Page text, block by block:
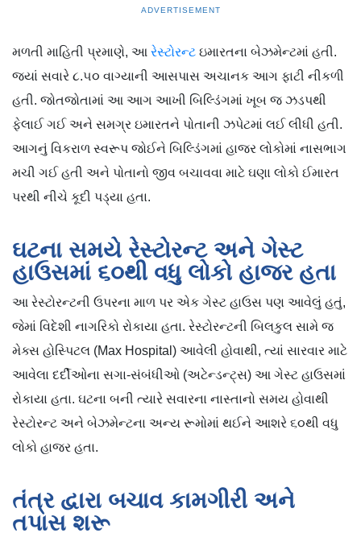
ADVERTISEMENT
મળતી માહિતી પ્રમાણે, આ રેસ્ટોરન્ટ ઇમારતના બેઝમેન્ટમાં હતી.
જ્યાં સવારે ૮.૫૦ વાગ્યાની આસપાસ અચાનક આગ ફાટી નીકળી
હતી. જોતજોતામાં આ આગ આખી બિલ્ડિંગમાં ખૂબ જ ઝડપથી
ફેલાઈ ગઈ અને સમગ્ર ઇમારતને પોતાની ઝપેટમાં લઈ લીધી હતી.
આગનું વિકરાળ સ્વરૂપ જોઈને બિલ્ડિંગમાં હાજર લોકોમાં નાસભાગ
મચી ગઈ હતી અને પોતાનો જીવ બચાવવા માટે ઘણા લોકો ઈમારત
પરથી નીચે કૂદી પડ્યા હતા.
ઘટના સમયે રેસ્ટોરન્ટ અને ગેસ્ટ
હાઉસમાં ૬૦થી વધુ લોકો હાજર હતા
આ રેસ્ટોરન્ટની ઉપરના માળ પર એક ગેસ્ટ હાઉસ પણ આવેલું હતું,
જેમાં વિદેશી નાગરિકો રોકાયા હતા. રેસ્ટોરન્ટની બિલકુલ સામે જ
મેક્સ હોસ્પિટલ (Max Hospital) આવેલી હોવાથી, ત્યાં સારવાર માટે
આવેલા દર્દીઓના સગા-સંબંધીઓ (અટેન્ડન્ટ્સ) આ ગેસ્ટ હાઉસમાં
રોકાયા હતા. ઘટના બની ત્યારે સવારના નાસ્તાનો સમય હોવાથી
રેસ્ટોરન્ટ અને બેઝમેન્ટના અન્ય રૂમોમાં થઈને આશરે ૬૦થી વધુ
લોકો હાજર હતા.
તંત્ર દ્વારા બચાવ કામગીરી અને
તપાસ શરૂ